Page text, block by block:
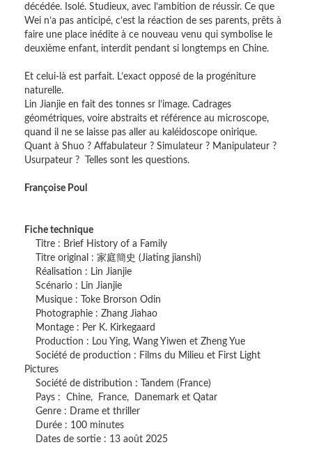
décédée. Isolé. Studieux, avec l’ambition de réussir. Ce que
Wei n’a pas anticipé, c’est la réaction de ses parents, prêts à
faire une place inédite à ce nouveau venu qui symbolise le
deuxième enfant, interdit pendant si longtemps en Chine.
Et celui-là est parfait. L’exact opposé de la progéniture
naturelle.
Lin Jianjie en fait des tonnes sr l’image. Cadrages
géométriques, voire abstraits et référence au microscope,
quand il ne se laisse pas aller au kaléidoscope onirique.
Quant à Shuo ? Affabulateur ? Simulateur ? Manipulateur ?
Usurpateur ? Telles sont les questions.
Françoise Poul
Fiche technique
Titre : Brief History of a Family
Titre original : 家庭簡史 (Jiating jianshi)
Réalisation : Lin Jianjie
Scénario : Lin Jianjie
Musique : Toke Brorson Odin
Photographie : Zhang Jiahao
Montage : Per K. Kirkegaard
Production : Lou Ying, Wang Yiwen et Zheng Yue
Société de production : Films du Milieu et First Light
Pictures
Société de distribution : Tandem (France)
Pays : Chine, France, Danemark et Qatar
Genre : Drame et thriller
Durée : 100 minutes
Dates de sortie : 13 août 2025